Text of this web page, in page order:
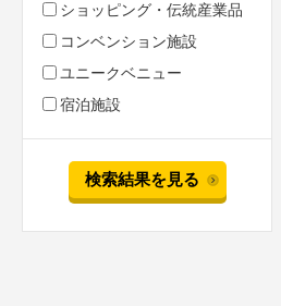
ショッピング・伝統産業品
コンベンション施設
ユニークベニュー
宿泊施設
検索結果を見る